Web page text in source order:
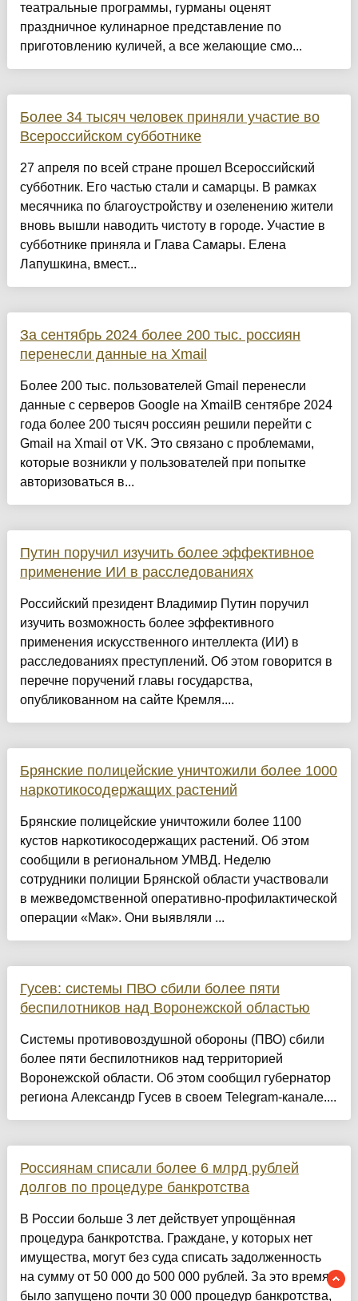
театральные программы, гурманы оценят
праздничное кулинарное представление по
приготовлению куличей, а все желающие смо...
Более 34 тысяч человек приняли участие во
Всероссийском субботнике
27 апреля по всей стране прошел Всероссийский
субботник. Его частью стали и самарцы. В рамках
месячника по благоустройству и озеленению жители
вновь вышли наводить чистоту в городе. Участие в
субботнике приняла и Глава Самары. Елена
Лапушкина, вмест...
За сентябрь 2024 более 200 тыс. россиян
перенесли данные на Xmail
Более 200 тыс. пользователей Gmail перенесли
данные с серверов Google на XmailВ сентябре 2024
года более 200 тысяч россиян решили перейти с
Gmail на Xmail от VK. Это связано с проблемами,
которые возникли у пользователей при попытке
авторизоваться в...
Путин поручил изучить более эффективное
применение ИИ в расследованиях
Российский президент Владимир Путин поручил
изучить возможность более эффективного
применения искусственного интеллекта (ИИ) в
расследованиях преступлений. Об этом говорится в
перечне поручений главы государства,
опубликованном на сайте Кремля....
Брянские полицейские уничтожили более 1000
наркотикосодержащих растений
Брянские полицейские уничтожили более 1100
кустов наркотикосодержащих растений. Об этом
сообщили в региональном УМВД. Неделю
сотрудники полиции Брянской области участвовали
в межведомственной оперативно-профилактической
операции «Мак». Они выявляли ...
Гусев: системы ПВО сбили более пяти
беспилотников над Воронежской областью
Системы противовоздушной обороны (ПВО) сбили
более пяти беспилотников над территорией
Воронежской области. Об этом сообщил губернатор
региона Александр Гусев в своем Telegram-канале....
Россиянам списали более 6 млрд рублей
долгов по процедуре банкротства
В России больше 3 лет действует упрощённая
процедура банкротства. Граждане, у которых нет
имущества, могут без суда списать задолженность
на сумму от 50 000 до 500 000 рублей. За это время
было запущено почти 30 000 процедур банкротства,